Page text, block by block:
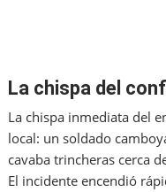
La chispa del
La chispa inmediata del
local: un soldado
cavaba trincheras cerca
El incidente encendió